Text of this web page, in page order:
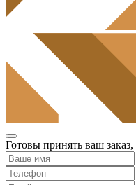
Готовы принять ваш